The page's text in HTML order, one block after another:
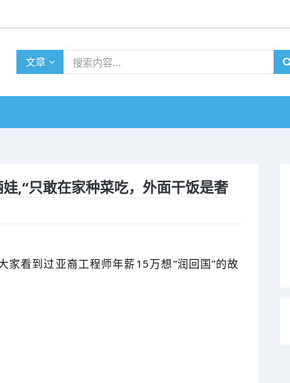
文章
,“只敢在家种菜吃，外面干饭是奢
家看到过亚裔工程师年薪15万想“润回国”的故